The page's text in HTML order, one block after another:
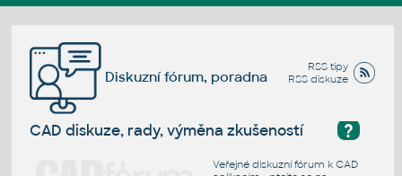
RSS tipy
RSS diskuze
Diskuzní fórum, poradna
?
CAD diskuze, rady, výměna zkušeností
Veřejné diskuzní fórum k CAD